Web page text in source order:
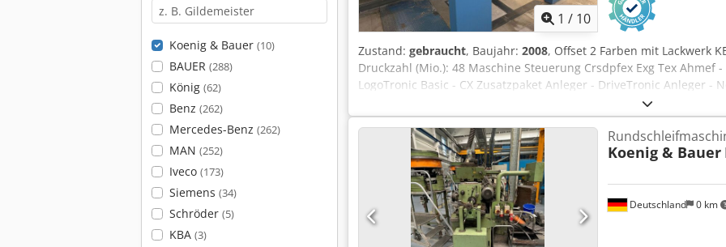
Koenig & Bauer (10)
BAUER (288)
König (62)
Benz (262)
Mercedes-Benz (262)
MAN (252)
Iveco (173)
Siemens (34)
Schröder (5)
KBA (3)
1 / 10
Zustand: gebraucht, Baujahr: 2008, Offset 2 Farben mit Lackwerk
Druckzahl (Mio.): 48 Maschine Steuerung Crsdpfex Exg Tex Ahmef
LogoTronic Basic - CX Zusatzpaket Anleger - DriveTronic Anleger -
Druckwerken: 2 - Maschine ohne Wendung - PWHA
Feuchtwerk - Automatische Farbwalzenwascheinrichtung -
Feuchtwerk Kühl- und Zirkulationssystem: Technotrans -
Lackwerke: 1 - Harris & Bruno Kammerrakelsystem - Anzahl
Heißluft Trockner im Ausleger Ausleger - Verlängerte Auslage -
Kompressor
Deutschland 0 km
Koenig & Bauer